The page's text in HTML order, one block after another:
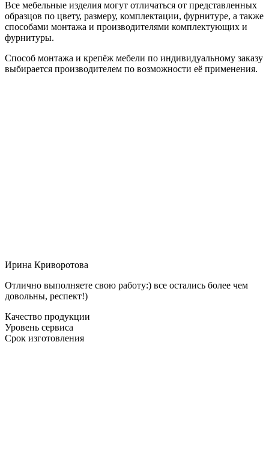
Все мебельные изделия могут отличаться от представленных
образцов по цвету, размеру, комплектации, фурнитуре, а также
способами монтажа и производителями комплектующих и
фурнитуры.
Способ монтажа и крепёж мебели по индивидуальному заказу
выбирается производителем по возможности её применения.
Ирина Криворотова
Отлично выполняете свою работу:) все остались более чем
довольны, респект!)
Качество продукции
Уровень сервиса
Срок изготовления